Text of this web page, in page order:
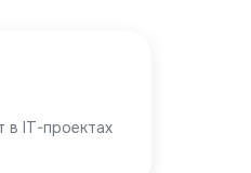
в IT-проектах